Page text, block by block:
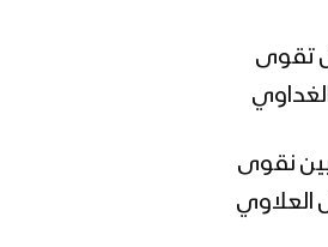
يا رسول الله – عيسى الليث
تقوى
نقوى
العلاوي